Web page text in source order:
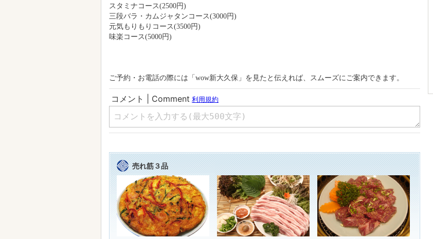
スタミナコース(2500円)
三段バラ・カムジャタンコース(3000円)
元気もりもりコース(3500円)
味楽コース(5000円)
ご予約・お電話の際には「wow新大久保」を見たと伝えれば、スムーズにご案内できます。
売れ筋３品